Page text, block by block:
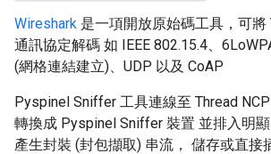
Wireshark 是一項開放原始碼工具，可將
通訊協定解碼 如 IEEE 802.15.4、
(網格連結建立)、UDP 以及 CoAP
Pyspinel Sniffer 工具連線至 Thread NCP
轉換成 Pyspinel Sniffer 裝置 並排入明
產生封裝 (封包擷取) 串流， 儲存或直接